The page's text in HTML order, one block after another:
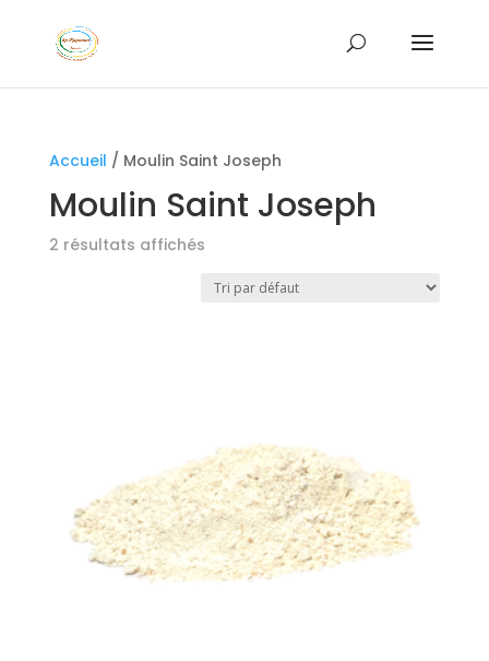
Accueil / Moulin Saint Joseph
Moulin Saint Joseph
2 résultats affichés